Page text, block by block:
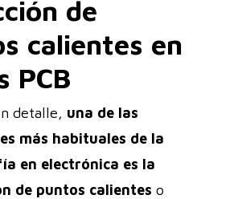
de
calientes en
PCB
detalle, una de las
más habituales de la
en electrónica es la
de puntos calientes o